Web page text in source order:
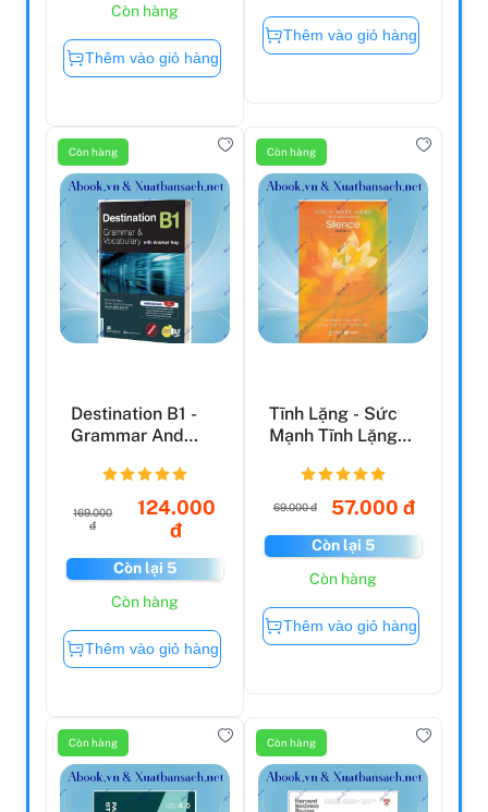
Còn hàng
Thêm vào giỏ hàng
Thêm vào giỏ hàng
Còn hàng
Destination B1 -
Grammar And
Answe...
169.000
đ
124.000
đ
Còn lại 5
Còn hàng
Thêm vào giỏ hàng
Còn hàng
Tĩnh Lặng - Sức
Mạnh Tĩnh Lặng
Huyề...
69.000 đ 57.000 đ
Còn lại 5
Còn hàng
Thêm vào giỏ hàng
Còn hàng Còn hàng